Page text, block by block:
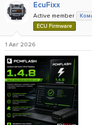
EcuFixx
Active member
ECU Firmware
1 Авг 2026